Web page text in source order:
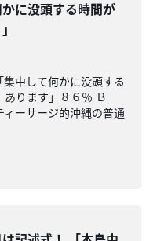
かに没頭する時間が
中して何かに没頭する
ります」８６％ Ｂ
ィーサージ的沖縄の普通